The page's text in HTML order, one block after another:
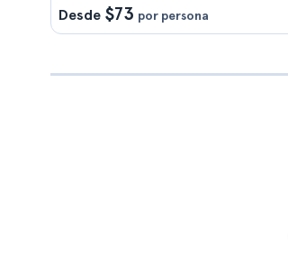
Desde $73 por persona